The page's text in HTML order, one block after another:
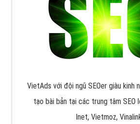
VietAds với đội ngũ SEOer giàu kinh
tạo bài bản tại các trung tâm SEO
Inet, Vietmoz,